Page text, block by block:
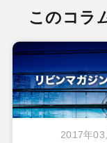
このコラ
2017年03